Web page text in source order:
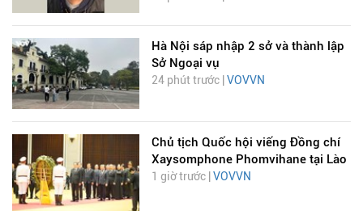
Hà Nội sáp nhập 2 sở và thành lập
Sở Ngoại vụ
24 phút trước | VOVVN
Chủ tịch Quốc hội viếng Đồng chí
Xaysomphone Phomvihane tại Lào
1 giờ trước | VOVVN